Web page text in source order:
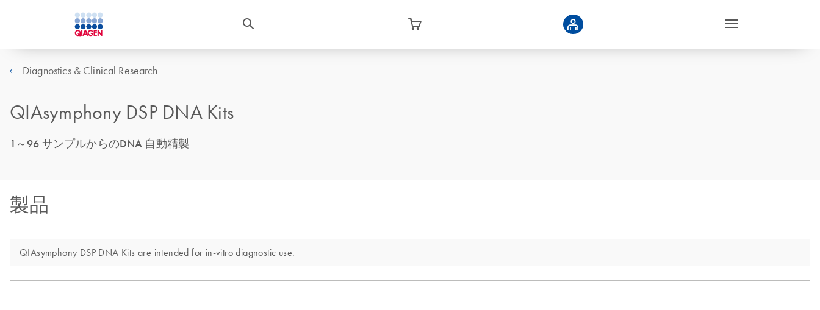
Diagnostics & Clinical Research
QIAsymphony DSP DNA Kits
1～96 サンプルからのDNA 自動精製
製品
QIAsymphony DSP DNA Kits are intended for in-vitro diagnostic use.